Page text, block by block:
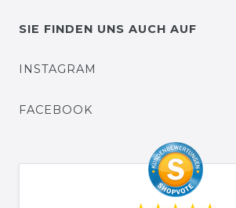
SIE FINDEN UNS AUCH AUF
INSTAGRAM
FACEBOOK